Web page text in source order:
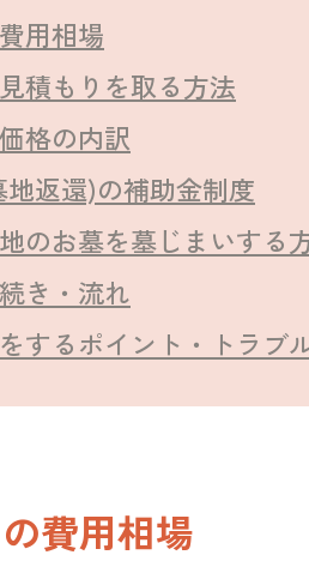
用相場
積もりを取る方法
格の内訳
返還)の補助金制度
のお墓を墓じまいする
き・流れ
するポイント・トラブ
費用相場